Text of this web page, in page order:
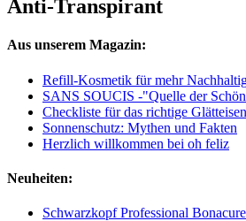
Anti-Transpirant
Aus unserem Magazin:
Refill-Kosmetik für mehr
SANS SOUCIS -"Quelle der
Checkliste für das richtige Glätteisen
Sonnenschutz: Mythen und Fakten
Herzlich willkommen bei oh feliz
Neuheiten:
Schwarzkopf Professional